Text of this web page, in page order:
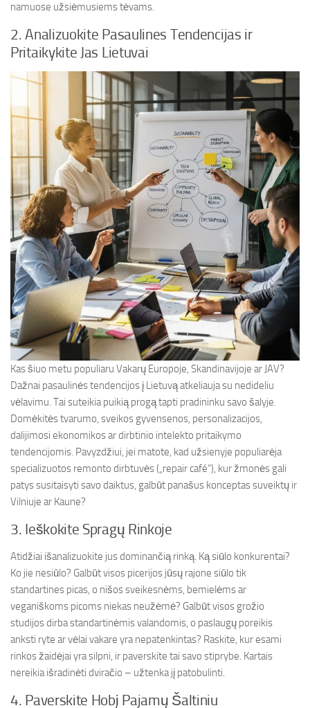
namuose užsiėmusiems tėvams.
2. Analizuokite Pasaulines Tendencijas ir
Pritaikykite Jas Lietuvai
Kas šiuo metu populiaru Vakarų Europoje, Skandinavijoje ar JAV?
Dažnai pasaulinės tendencijos į Lietuvą atkeliauja su nedideliu
vėlavimu. Tai suteikia puikią progą tapti pradininku savo šalyje.
Domėkitės tvarumo, sveikos gyvensenos, personalizacijos,
dalijimosi ekonomikos ar dirbtinio intelekto pritaikymo
tendencijomis. Pavyzdžiui, jei matote, kad užsienyje populiarėja
specializuotos remonto dirbtuvės („repair café“), kur žmonės gali
patys susitaisyti savo daiktus, galbūt panašus konceptas suveiktų ir
Vilniuje ar Kaune?
3. Ieškokite Spragų Rinkoje
Atidžiai išanalizuokite jus dominančią rinką. Ką siūlo konkurentai?
Ko jie nesiūlo? Galbūt visos picerijos jūsų rajone siūlo tik
standartines picas, o nišos sveikesnėms, bemielėms ar
veganiškoms picoms niekas neužėmė? Galbūt visos grožio
studijos dirba standartinėmis valandomis, o paslaugų poreikis
anksti ryte ar vėlai vakare yra nepatenkintas? Raskite, kur esami
rinkos žaidėjai yra silpni, ir paverskite tai savo stiprybe. Kartais
nereikia išradinėti dviračio – užtenka jį patobulinti.
4. Paverskite Hobį Pajamų Šaltiniu